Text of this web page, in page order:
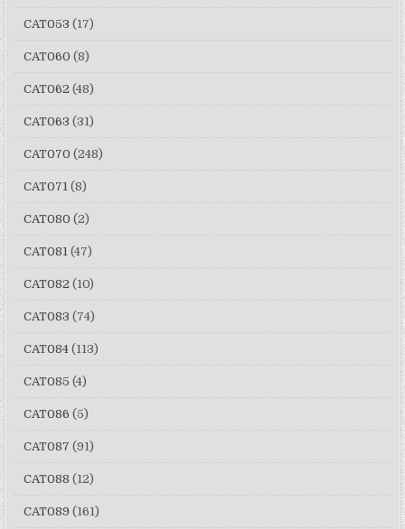
CAT053 (17)
CAT060 (8)
CAT062 (48)
CAT063 (31)
CAT070 (248)
CAT071 (8)
CAT080 (2)
CAT081 (47)
CAT082 (10)
CAT083 (74)
CAT084 (113)
CAT085 (4)
CAT086 (5)
CAT087 (91)
CAT088 (12)
CAT089 (161)